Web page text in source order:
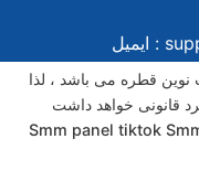
ایمیل :
قطره می باشد ، لذا
Smm panel tiktok